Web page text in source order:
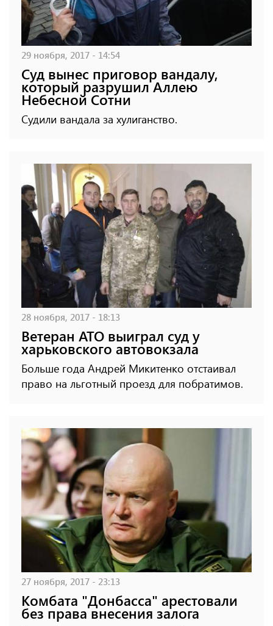
29 ноября, 2017 - 14:54
Суд вынес приговор вандалу,
который разрушил Аллею
Небесной Сотни
Судили вандала за хулиганство.
28 ноября, 2017 - 18:13
Ветеран АТО выиграл суд у
харьковского автовокзала
Больше года Андрей Микитенко отстаивал
право на льготный проезд для побратимов.
27 ноября, 2017 - 23:13
Комбата "Донбасса" арестовали
без права внесения залога